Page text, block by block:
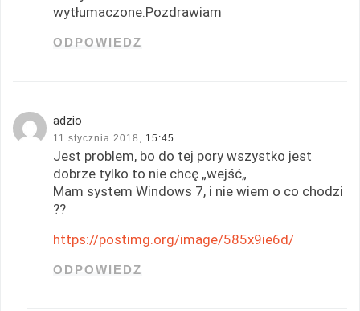
wytłumaczone.Pozdrawiam
ODPOWIEDZ
adzio
11 stycznia 2018, 15:45
Jest problem, bo do tej pory wszystko jest
dobrze tylko to nie chcę „wejść„
Mam system Windows 7, i nie wiem o co chodzi
??
https://postimg.org/image/585x9ie6d/
ODPOWIEDZ